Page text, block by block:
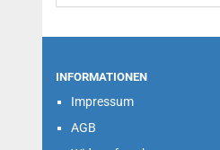
INFORMATIONEN
Impressum
AGB